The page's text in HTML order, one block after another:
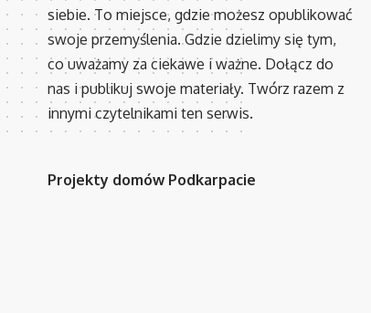
siebie. To miejsce, gdzie możesz opublikować
swoje przemyślenia. Gdzie dzielimy się tym,
co uważamy za ciekawe i ważne. Dołącz do
nas i publikuj swoje materiały. Twórz razem z
innymi czytelnikami ten serwis.
Projekty domów Podkarpacie